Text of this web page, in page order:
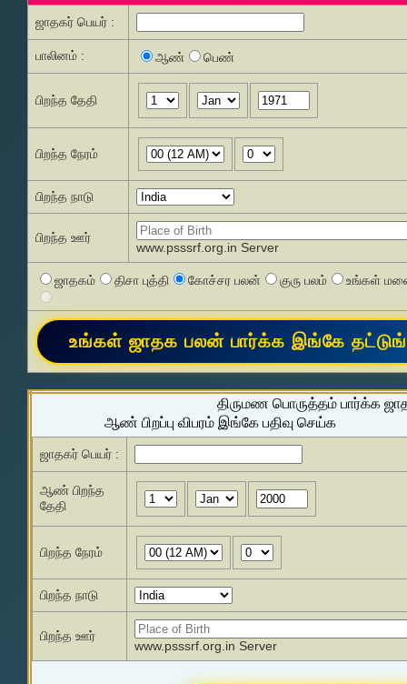
ஜாதகர் பெயர் :
பாலினம் : ஆண் பெண்
பிறந்த தேதி
பிறந்த நேரம்
பிறந்த நாடு
பிறந்த ஊர்
www.psssrf.org.in Server
ஜாதகம் திசா புத்தி கோச்சர பலன் குரு பலம் உங்கள்
திருமண பொருத்தம் பார்க்க
ஆண் பிறப்பு விபரம் இங்கே பதிவு செய்க
ஜாதகர் பெயர் :
ஆண் பிறந்த
தேதி
பிறந்த நேரம்
பிறந்த நாடு
பிறந்த ஊர்
www.psssrf.org.in Server